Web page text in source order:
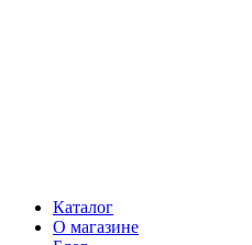
Каталог
О магазине